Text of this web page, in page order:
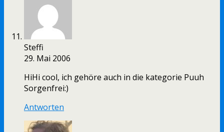
Steffi
29. Mai 2006
HiHi cool, ich gehöre auch in die kategorie Puuh
Sorgenfrei:)
Antworten